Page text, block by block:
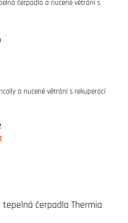
čerpadla a nucené větrání s
a nucené větrání s rekuperací